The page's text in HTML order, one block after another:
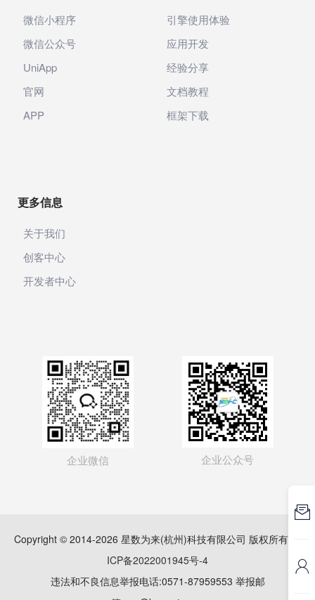
微信小程序
微信公众号
UniApp
官网
APP
引擎使用体验
应用开发
经验分享
文档教程
框架下载
更多信息
关于我们
创客中心
开发者中心
企业微信 企业公众号
Copyright © 2014-2026 星数为来(杭州)科技有限公司 版权所有
ICP备2022001945号-4
违法和不良信息举报电话:0571-87959553 举报邮

